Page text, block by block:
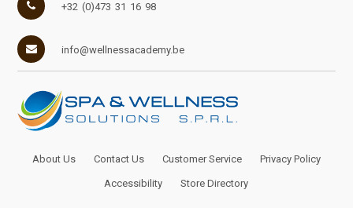
+32 (0)473 31 16 98
info@wellnessacademy.be
About Us Contact Us Customer Service Privacy Policy
Accessibility Store Directory